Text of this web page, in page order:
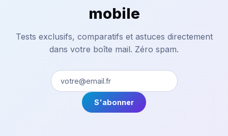
mobile
Tests exclusifs, comparatifs et astuces directement
dans votre boîte mail. Zéro spam.
S'abonner